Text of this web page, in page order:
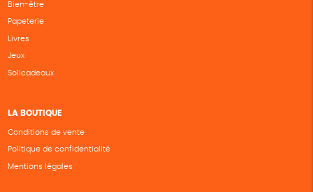
Bien-être
Papeterie
Livres
Jeux
Solicadeaux
LA BOUTIQUE
Conditions de vente
Politique de confidentialité
Mentions légales